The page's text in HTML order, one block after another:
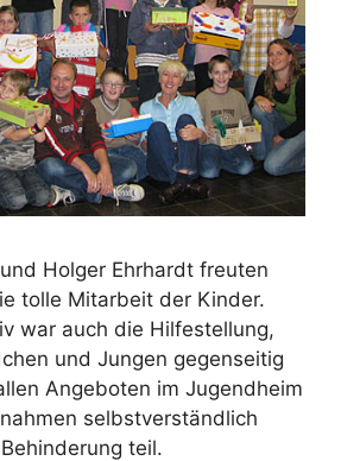
Holger Ehrhardt freuten
tolle Mitarbeit der Kinder.
war auch die Hilfestellung,
und Jungen gegenseitig
Angeboten im Jugendheim
selbstverständlich
teil.